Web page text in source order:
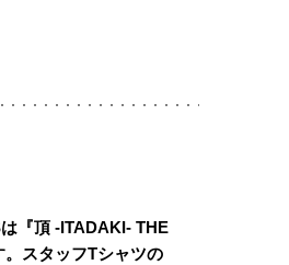
『頂 -ITADAKI- THE
スタッフTシャツの